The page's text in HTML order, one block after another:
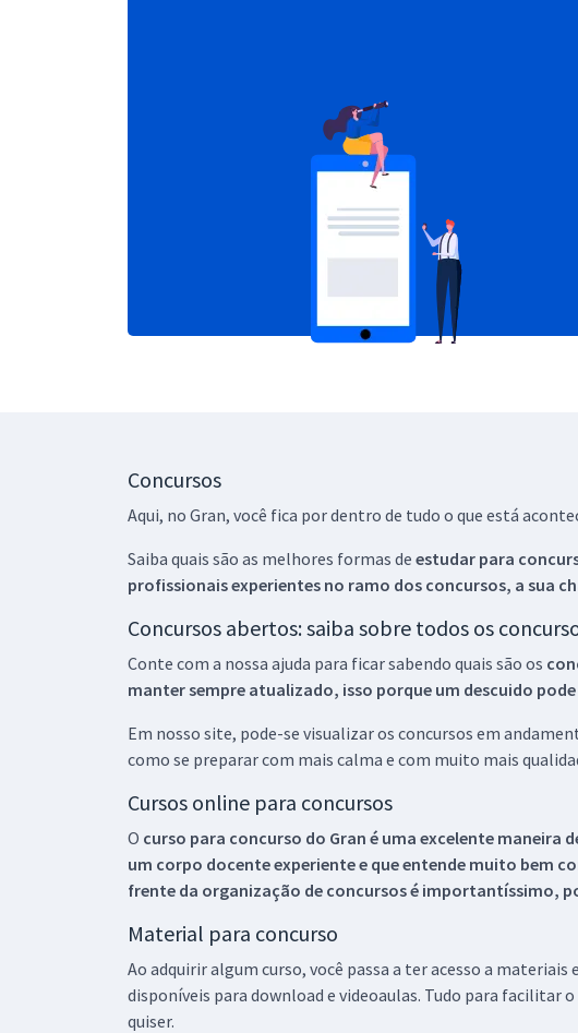
Concursos
Aqui, no Gran, você fica por dentro de tudo o que está
Saiba quais são as melhores formas de estudar para
profissionais experientes no ramo dos concursos, a sua
Concursos abertos: saiba sobre todos os
Conte com a nossa ajuda para ficar sabendo quais são os
manter sempre atualizado, isso porque um descuido
Em nosso site, pode-se visualizar os concursos em
como se preparar com mais calma e com muito mais
Cursos online para concursos
O curso para concurso do Gran é uma excelente
um corpo docente experiente e que entende muito bem
frente da organização de concursos é importantíssimo,
Material para concurso
Ao adquirir algum curso, você passa a ter acesso a
disponíveis para download e videoaulas. Tudo para facilitar
quiser.